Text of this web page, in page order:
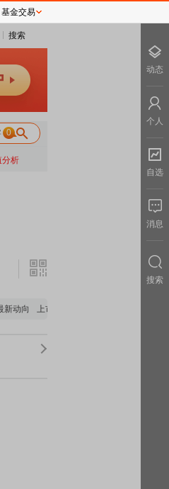
搜索
0
分析
动向 上市公司限售股解禁一览
基金交易
动态
个人
自选
消息
搜索